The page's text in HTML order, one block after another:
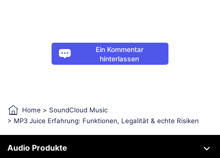
Ein Kommentar
hinterlassen
Home > SoundCloud Music
> MP3 Juice Erfahrung: Funktionen, Legalität & echte Risiken
Audio Produkte